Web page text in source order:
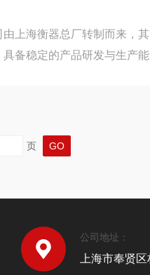
器、稳...
由上海衡器总厂转制而来，
备稳定的产品研发与生产
备。本文结合产品技术特性
用规范、维护要点等方面展
页
公司地址：
上海市奉贤